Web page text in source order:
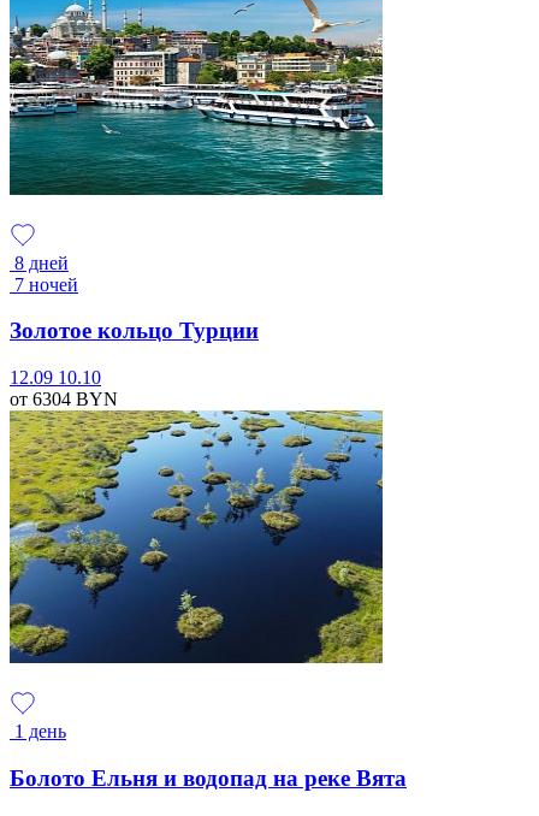
8 дней
7 ночей
Золотое кольцо Турции
12.09 10.10
от 6304 BYN
1 день
Болото Ельня и водопад на реке Вята